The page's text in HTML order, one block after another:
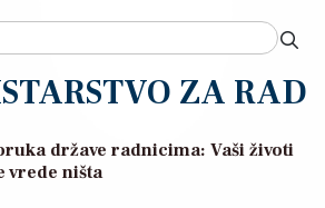
ZA RAD
države radnicima: Vaši životi
vrede ništa